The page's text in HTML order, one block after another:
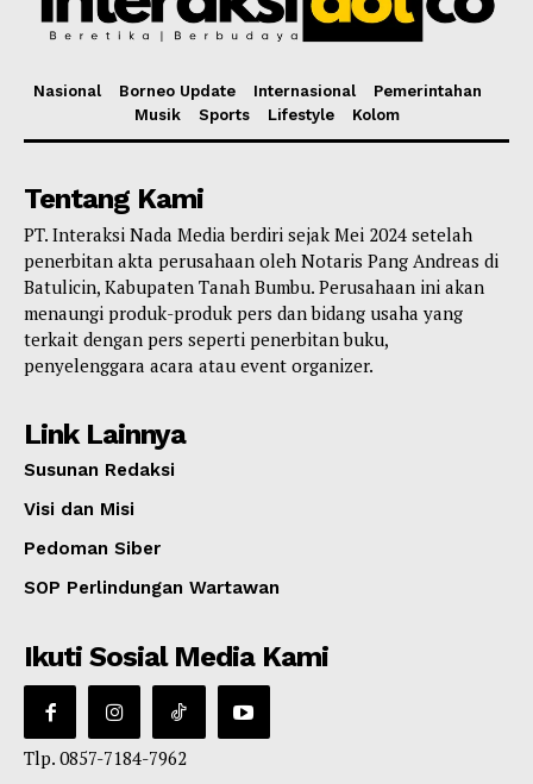
Nasional Borneo Update Internasional
Pemerintahan
Musik
Sports Lifestyle Kolom
Tentang Kami
PT. Interaksi Nada Media berdiri sejak Mei 2024 setelah
penerbitan akta perusahaan oleh Notaris Pang Andreas di
Batulicin, Kabupaten Tanah Bumbu. Perusahaan ini akan
menaungi produk-produk pers dan bidang usaha yang
terkait dengan pers seperti penerbitan buku,
penyelenggara acara atau event organizer.
Link Lainnya
Susunan Redaksi
Visi dan Misi
Pedoman Siber
SOP Perlindungan Wartawan
Ikuti Sosial Media Kami
Tlp. 0857-7184-7962